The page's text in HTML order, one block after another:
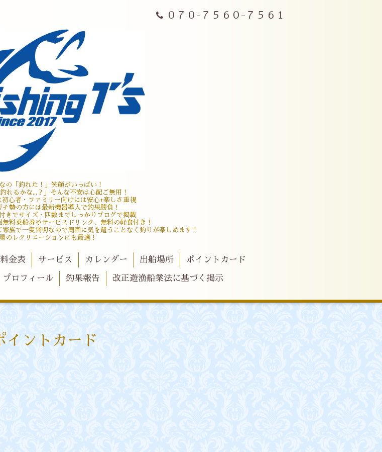
０７０-７５６０-７５６１
の「釣れた！」笑顔がいっぱい！
れるかな,,,？」そんな不安は心配ご無用！
心者・ファミリー向けには安心+楽しさ重視
チ勢の方には最新機器導入で釣果勝負！
きでサイズ・匹数までしっかりブログで掲載
料乗船券やサービスドリンク、無料の軽食付き！
族で一隻貸切なので周囲に気を遣うことなく釣りが楽しめます！
のレクリエーションにも最適！
料金表 サービス カレンダー 出船場所 ポイントカード
プロフィール 釣果報告 改正遊漁船業法に基づく掲示
イントカード